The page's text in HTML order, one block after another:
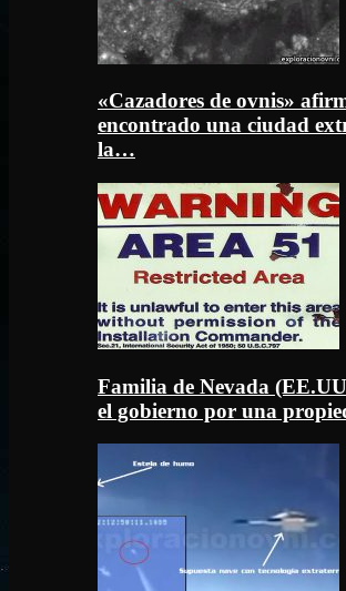
«Cazadores de ovnis»
encontrado una ciudad
la…
Familia de Nevada
el gobierno por una